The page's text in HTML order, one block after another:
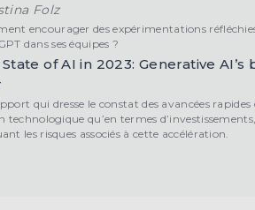
Folz
encourager des expérimentations
dans ses équipes ?
of AI in 2023: Generative
qui dresse le constat des avancées rapides
technologique qu’en termes
les risques associés à cette accélération.